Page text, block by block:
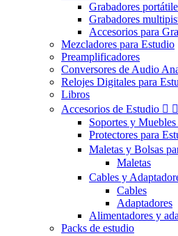
Grabadores
Grabadores
Accesorios para
Mezcladores para Estudio
Preamplificadores
Conversores de Audio
Relojes Digitales para
Libros
Accesorios de Estudio  
Soportes y
Protectores para
Maletas y Bolsas
Maletas
Cables y
Cables
Adaptadores
Alimentadores y
Packs de estudio